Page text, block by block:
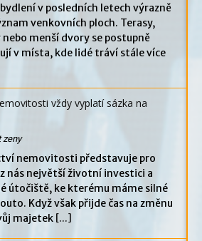
v posledních letech výrazně
venkovních ploch. Terasy,
nebo menší dvory se postupně
v místa, kde lidé tráví stále více
vždy vyplatí sázka na
zeny
nemovitosti představuje pro
nás největší životní investici a
útočiště, ke kterému máme silné
Když však přijde čas na změnu
majetek [...]